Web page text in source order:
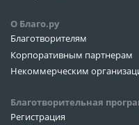
О Благо.ру
Благотворителям
Корпоративным партнерам
Некоммерческим
Благотворительная
Регистрация